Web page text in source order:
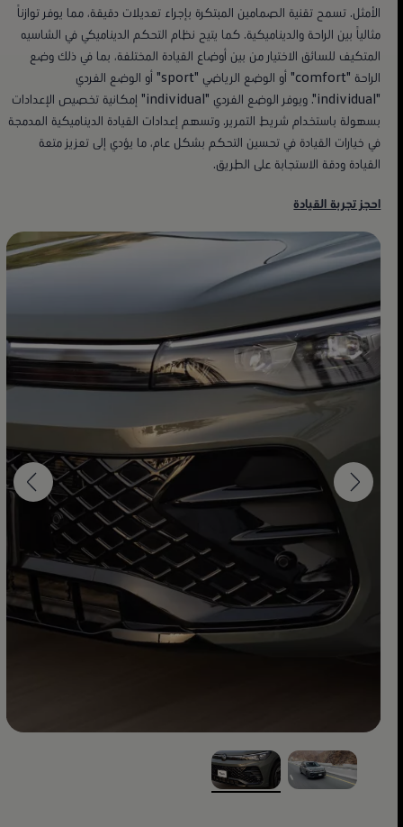
الأمثل. تسمح تقنية الصمامين المبتكرة بإجراء تعديلات دقيقة، مما يوفر توازناً
مثالياً بين الراحة والديناميكية. كما يتيح نظام التحكم الديناميكي في الشاسيه
المتكيف للسائق الاختيار من بين أوضاع القيادة المختلفة، بما في ذلك وضع
الراحة "comfort" أو الوضع الرياضي "sport" أو الوضع الفردي
"individual". ويوفر الوضع الفردي "individual" إمكانية تخصيص الإعدادات
بسهولة باستخدام شريط التمرير. وتسهم إعدادات القيادة الديناميكية المدمجة
في خيارات القيادة في تحسين التحكم بشكل عام، ما يؤدي إلى تعزيز متعة
القيادة ودقة الاستجابة على الطريق.
احجز تجربة القيادة
, ‎1‎ of ‎2‎